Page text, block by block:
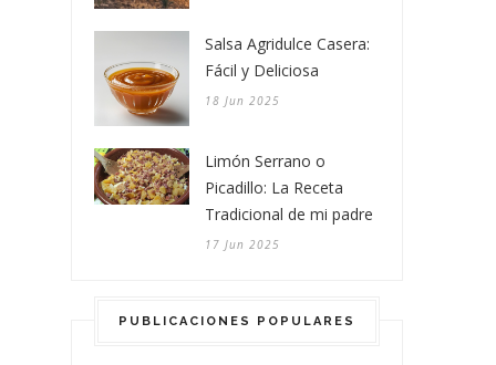
Salsa Agridulce Casera:
Fácil y Deliciosa
18 Jun 2025
Limón Serrano o
Picadillo: La Receta
Tradicional de mi padre
17 Jun 2025
PUBLICACIONES POPULARES